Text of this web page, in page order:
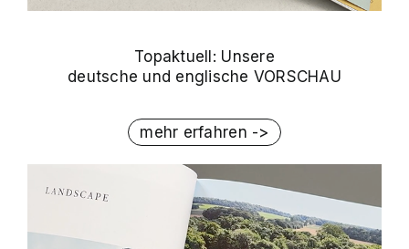
Topaktuell: Unsere
deutsche und englische VORSCHAU
mehr erfahren ->